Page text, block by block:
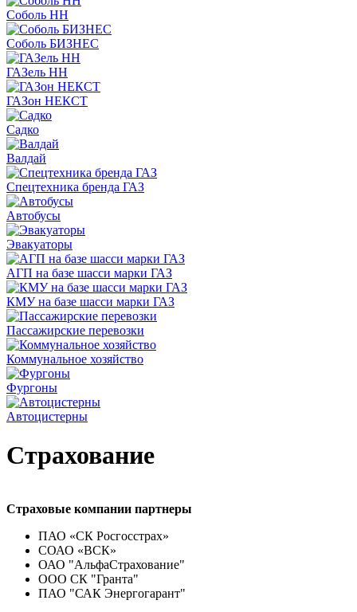
Соболь НН
Соболь БИЗНЕС
ГАЗель НН
ГАЗон НЕКСТ
Садко
Валдай
Спецтехника бренда ГАЗ
Автобусы
Эвакуаторы
АГП на базе шасси марки ГАЗ
КМУ на базе шасси марки ГАЗ
Пассажирские перевозки
Коммунальное хозяйство
Фургоны
Автоцистерны
Страхование
Страховые компании партнеры
ПАО «СК Росгосстрах»
СОАО «ВСК»
ОАО "АльфаСтрахование"
ООО СК "Гранта"
ПАО "САК Энергогарант"